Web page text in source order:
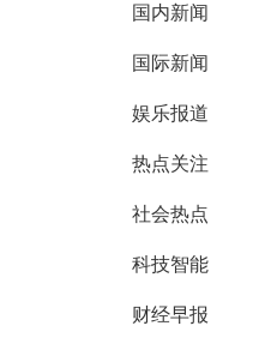
国内新闻
国际新闻
娱乐报道
热点关注
社会热点
科技智能
财经早报